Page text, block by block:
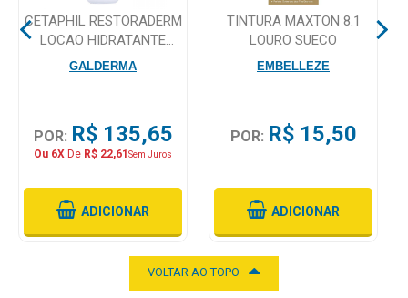
Cuidado
Adulto
Dermocosméticos
Dieta
CETAPHIL RESTORADERM
LOCAO HIDRATANTE
295ML
GALDERMA
POR: R$ 135,65
Ou 6X De R$ 22,61 Sem Juros
ADICIONAR
TINTURA MAXTON 8.1
LOURO SUECO
EMBELLEZE
POR: R$ 15,50
ADICIONAR
VOLTAR AO TOPO